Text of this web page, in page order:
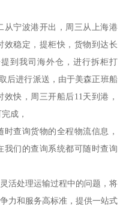
从宁波港开出，周三从上海港
效稳定，提柜快，货物到达长
到我司海外仓，进行拆柜打
后进行派送，由于美森正班船
快，周三开船后11天到港，
成，
查询货物的全程物流信息，
我们的查询系统都可随时查询
活处理运输过程中的问题，将
力和服务高标准，提供一站式